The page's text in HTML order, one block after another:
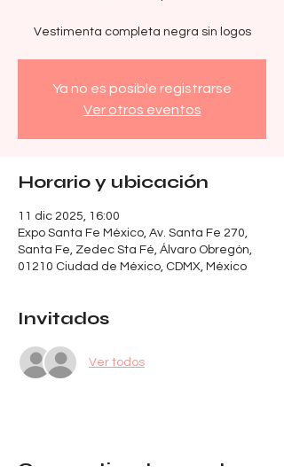
Vestimenta completa negra sin logos
Ya no es posible registrarse
Ver otros eventos
Horario y ubicación
11 dic 2025, 16:00
Expo Santa Fe México, Av. Santa Fe 270,
Santa Fe, Zedec Sta Fé, Álvaro Obregón,
01210 Ciudad de México, CDMX, México
Invitados
Ver todos
Compartir este evento